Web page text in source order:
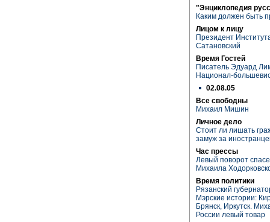
"Энциклопедия
Каким должен быть
Лицом к лицу
Президент
Сатановский
Время Гостей
Писатель Эдуард
Национал-
02.08.05
Все свободны
Михаил Мишин
Личное дело
Стоит ли лишать
замуж за
Час прессы
Левый поворот
Михаила
Время политики
Рязанский
Мэрские истории:
Брянск, Иркутск.
России левый товар